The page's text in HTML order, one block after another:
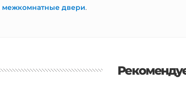
межкомнатные двери.